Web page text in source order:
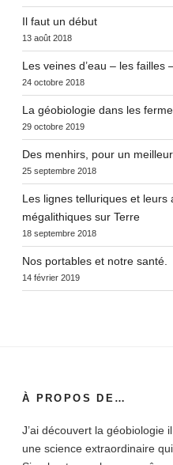
Il faut un début
13 août 2018
Les veines d’eau – les failles
24 octobre 2018
La géobiologie dans les
29 octobre 2019
Des menhirs, pour un
25 septembre 2018
Les lignes telluriques et
mégalithiques sur Terre
18 septembre 2018
Nos portables et notre santé.
14 février 2019
À PROPOS DE…
J’ai découvert la géobiologie
une science extraordinaire